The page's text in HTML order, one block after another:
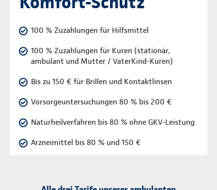
100 % Zuzahlungen für Hilfsmittel
100 % Zuzahlungen für Kuren (stationär,
ambulant und Mutter / VaterKind-Kuren)
Bis zu 150 € für Brillen und Kontaktlinsen
Vorsorgeuntersuchungen 80 % bis 200 €
Naturheilverfahren bis 80 % ohne GKV-Leistung
Arzneimittel bis 80 % und 150 €